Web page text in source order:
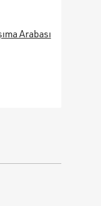
Arabası